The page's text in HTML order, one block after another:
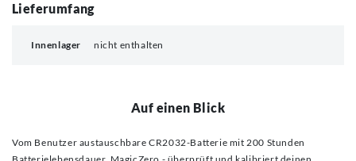
Lieferumfang
Innenlager nicht enthalten
Auf einen Blick
Vom Benutzer austauschbare CR2032-Batterie mit 200 Stunden